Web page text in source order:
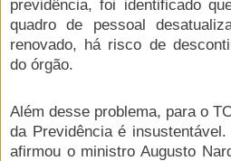
previdência, foi identificado
quadro de pessoal
renovado, há risco de
do órgão.
Além desse problema, para o
da Previdência é
afirmou o ministro Augusto